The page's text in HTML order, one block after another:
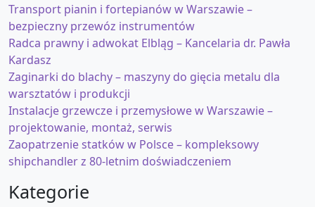
Transport pianin i fortepianów w Warszawie –
bezpieczny przewóz instrumentów
Radca prawny i adwokat Elbląg – Kancelaria dr. Pawła
Kardasz
Zaginarki do blachy – maszyny do gięcia metalu dla
warsztatów i produkcji
Instalacje grzewcze i przemysłowe w Warszawie –
projektowanie, montaż, serwis
Zaopatrzenie statków w Polsce – kompleksowy
shipchandler z 80-letnim doświadczeniem
Kategorie